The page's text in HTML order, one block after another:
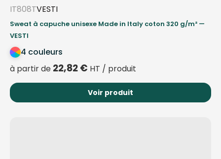
IT808TVESTI
Sweat à capuche unisexe Made in Italy coton 320 g/m² —
VESTI
4 couleurs
à partir de 22,82€ HT / produit
Voir produit